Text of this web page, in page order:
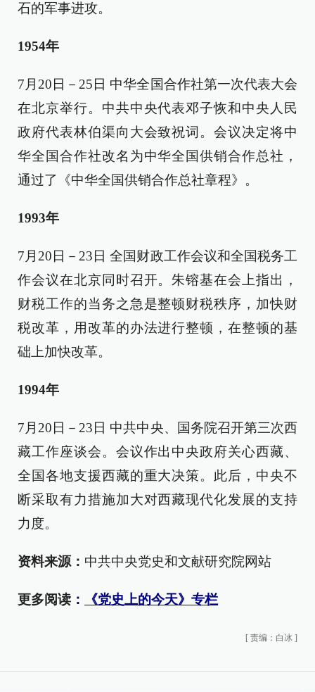
石的军事进攻。
1954年
7月20日－25日 中华全国合作社第一次代表大会
在北京举行。中共中央代表邓子恢和中央人民
政府代表林伯渠向大会致祝词。会议决定将中
华全国合作社改名为中华全国供销合作总社，
通过了《中华全国供销合作总社章程》。
1993年
7月20日－23日 全国财政工作会议和全国税务工
作会议在北京同时召开。朱镕基在会上指出，
财税工作的当务之急是整顿财税秩序，加快财
税改革，用改革的办法进行整顿，在整顿的基
础上加快改革。
1994年
7月20日－23日 中共中央、国务院召开第三次西
藏工作座谈会。会议作出中央政府关心西藏、
全国各地支援西藏的重大决策。此后，中央不
断采取有力措施加大对西藏现代化发展的支持
力度。
资料来源： 中共中央党史和文献研究院网站
更多阅读 ： 《党史上的今天》专栏
[ 责编：白冰 ]